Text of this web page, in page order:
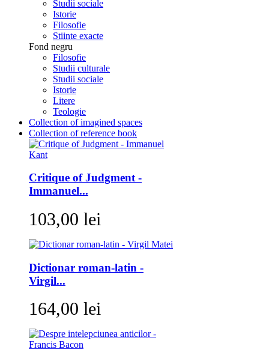
Studii sociale
Istorie
Filosofie
Stiinte exacte
Fond negru
Filosofie
Studii culturale
Studii sociale
Istorie
Litere
Teologie
Collection of imagined spaces
Collection of reference book
Critique of Judgment -
Immanuel...
103,00 lei
Dictionar roman-latin -
Virgil...
164,00 lei